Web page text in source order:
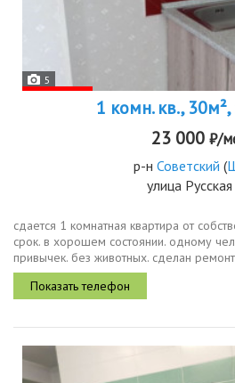
5
1 комн. кв.,
23 000 ₽/
р-н Советский (
улица
сдается 1 комнатная квартира от
срок. в хорошем состоянии. одному
привычек. без животных. сделан
для проживания